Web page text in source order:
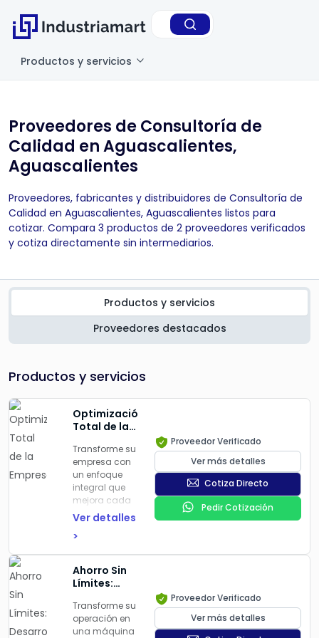
Productos y servicios
Proveedores de Consultoría de
Calidad en Aguascalientes,
Aguascalientes
Proveedores, fabricantes y distribuidores de Consultoría de
Calidad en Aguascalientes, Aguascalientes listos para
cotizar. Compara 3 productos de 2 proveedores verificados
y cotiza directamente sin intermediarios.
Productos y servicios
Proveedores destacados
Productos y servicios
Optimización
Total de la
Transforme su
empresa con
un enfoque
integral que
mejora cada
área
estratégica.
Desde ventas
hasta
recursos
humanos,
estandarizamos
procesos,
optimizamos
Ver detalles
>
Proveedor Verificado
Ver más detalles
Cotiza Directo
Pedir Cotización
Ahorro Sin
Límites:
de
Proyectos
de Ahorro
Transforme su
operación en
una máquina
Proveedor Verificado
Ver más detalles